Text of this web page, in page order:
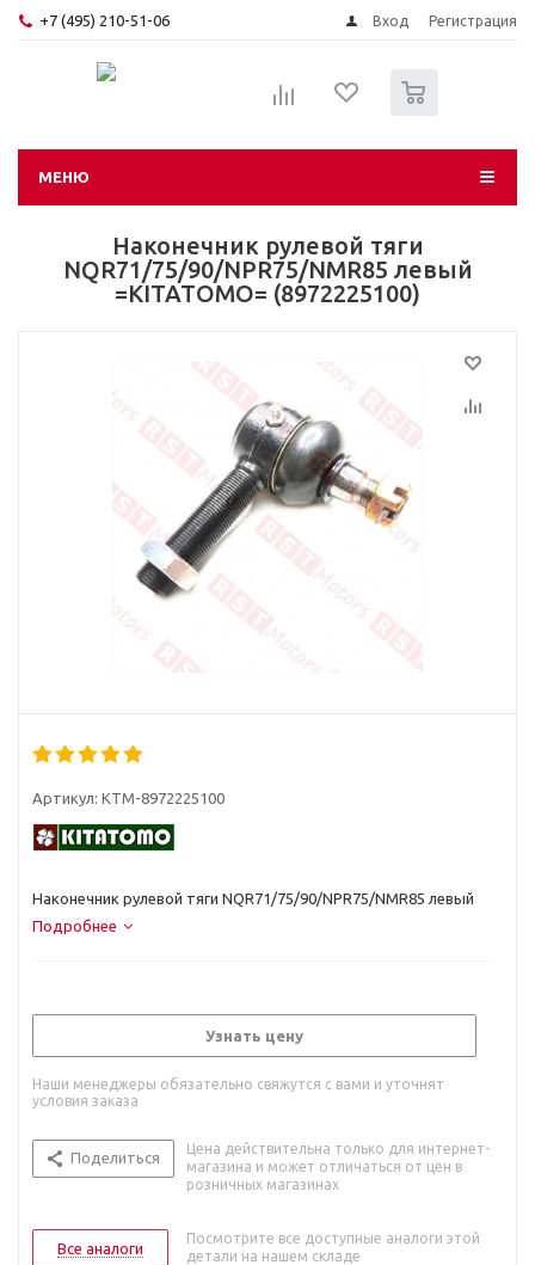
+7 (495) 210-51-06 Вход Регистрация
МЕНЮ
Наконечник рулевой тяги
NQR71/75/90/NPR75/NMR85 левый
=KITATOMO= (8972225100)
Артикул: KTM-8972225100
Наконечник рулевой тяги NQR71/75/90/NPR75/NMR85 левый
Подробнее
Узнать цену
Наши менеджеры обязательно свяжутся с вами и уточнят
условия заказа
Поделиться
Цена действительна только для интернет-
магазина и может отличаться от цен в
розничных магазинах
Все аналоги
Посмотрите все доступные аналоги этой
детали на нашем складе